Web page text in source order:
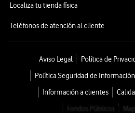
Localiza tu tienda física
Teléfonos de atención al cliente
Aviso Legal
Política de
Política Seguridad de Información
Información a clientes
Fondos Públicos